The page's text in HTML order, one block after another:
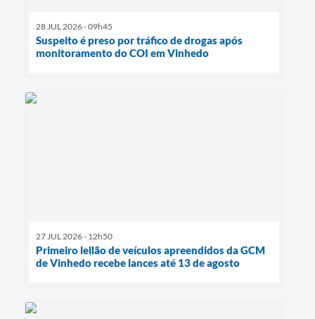
28 JUL 2026 - 09h45
Suspeito é preso por tráfico de drogas após
monitoramento do COI em Vinhedo
27 JUL 2026 - 12h50
Primeiro leilão de veículos apreendidos da GCM
de Vinhedo recebe lances até 13 de agosto